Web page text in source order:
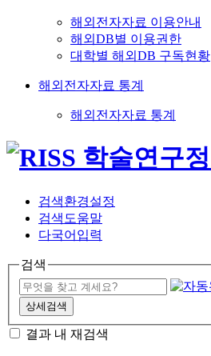
해외전자자료 이용안내
해외DB별 이용권한
대학별 해외DB 구독현황
해외전자자료 통계
해외전자자료 통계
검색환경설정
검색도움말
다국어입력
검색
상세검색
결과 내 재검색